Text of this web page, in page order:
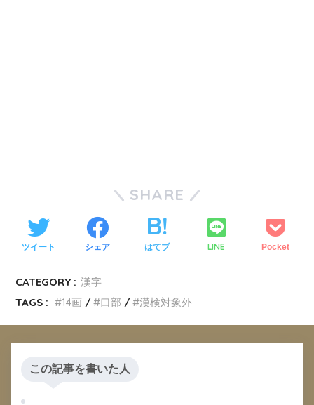
SHARE
ツイート シェア はてブ LINE Pocket
CATEGORY : 漢字
TAGS :
14画 口部 漢検対象外
この記事を書いた人